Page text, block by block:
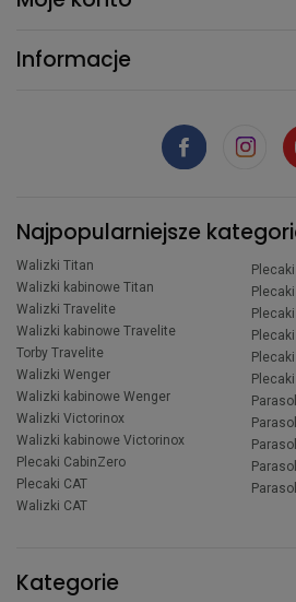
Informacje
Najpopularniejsze
Walizki Titan
Walizki kabinowe Titan
Walizki Travelite
Walizki kabinowe Travelite
Torby Travelite
Walizki Wenger
Walizki kabinowe Wenger
Walizki Victorinox
Walizki kabinowe Victorinox
Plecaki CabinZero
Plecaki CAT
Walizki CAT
Kategorie